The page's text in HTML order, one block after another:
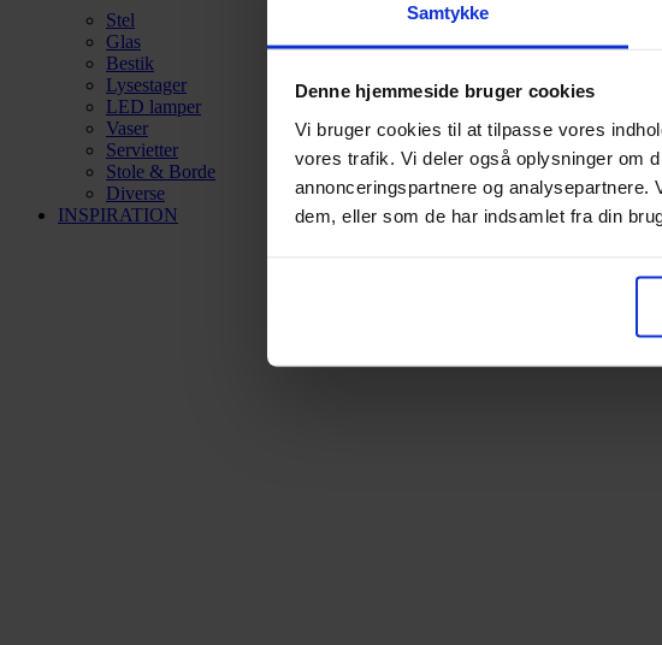
Samtykke
Denne hjemmeside bruger cookies
Vi bruger cookies til at tilpasse vores
vores trafik. Vi deler også oplysninger om
annonceringspartnere og
dem, eller som de har indsamlet fra din
Stel
Glas
Bestik
Lysestager
LED lamper
Vaser
Servietter
Stole & Borde
Diverse
INSPIRATION